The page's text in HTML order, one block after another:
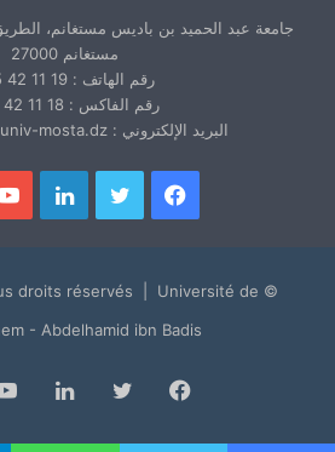
مستغانم 27000
رقم الهاتف : 19 11 42 045
رقم الفاكس : 18 11 42 045
البريد الإلكتروني : webmaster@univ-mosta.dz
فيسبوك تويتر
droits réservés | Université de
- Abdelhamid ibn Badis
فيسبوك تويتر